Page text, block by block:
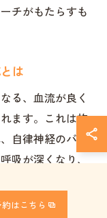
チがもたらすも
は
る、血流が良く
ます。これは施
自律神経のバラ
吸が深くなり、
く、自然治癒力
反応は、身体全
約はこちら